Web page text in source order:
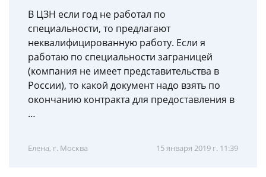
В ЦЗН если год не работал по
специальности, то предлагают
неквалифицированную работу. Если я
работаю по специальности заграницей
(компания не имеет представительства в
России), то какой документ надо взять по
окончанию контракта для предоставления в
…
Елена, г. Москва 15 января 2019 г. 11:39